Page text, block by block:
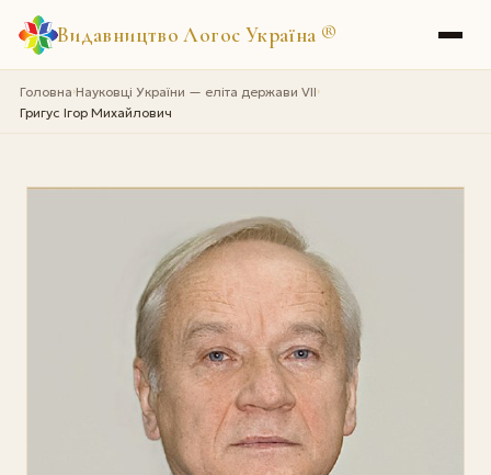
Видавництво Логос Україна ®
Головна›Науковці України — еліта держави VII›
Григус Ігор Михайлович